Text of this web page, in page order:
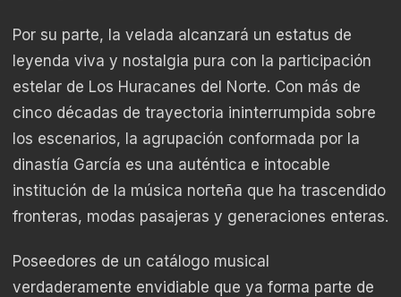
Por su parte, la velada alcanzará un estatus de
leyenda viva y nostalgia pura con la participación
estelar de Los Huracanes del Norte. Con más de
cinco décadas de trayectoria ininterrumpida sobre
los escenarios, la agrupación conformada por la
dinastía García es una auténtica e intocable
institución de la música norteña que ha trascendido
fronteras, modas pasajeras y generaciones enteras.
Poseedores de un catálogo musical
verdaderamente envidiable que ya forma parte de